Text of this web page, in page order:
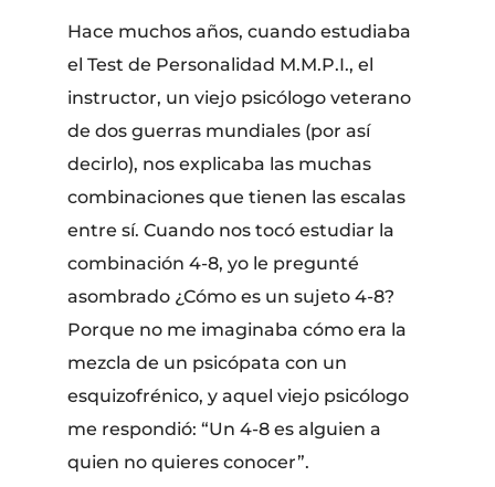
Hace muchos años, cuando estudiaba
el Test de Personalidad M.M.P.I., el
instructor, un viejo psicólogo veterano
de dos guerras mundiales (por así
decirlo), nos explicaba las muchas
combinaciones que tienen las escalas
entre sí. Cuando nos tocó estudiar la
combinación 4-8, yo le pregunté
asombrado ¿Cómo es un sujeto 4-8?
Porque no me imaginaba cómo era la
mezcla de un psicópata con un
esquizofrénico, y aquel viejo psicólogo
me respondió: “Un 4-8 es alguien a
quien no quieres conocer”.